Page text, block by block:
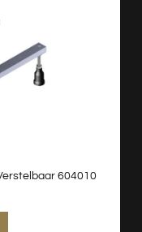
604010